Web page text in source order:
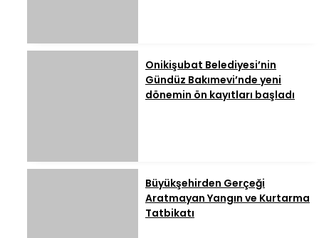
Onikişubat Belediyesi’nin
Gündüz Bakımevi’nde yeni
dönemin ön kayıtları başladı
Büyükşehirden Gerçeği
Aratmayan Yangın ve Kurtarma
Tatbikatı